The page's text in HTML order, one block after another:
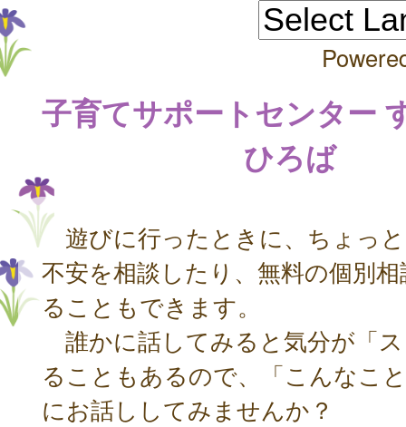
子育てサポートセンター
ひろば
遊びに行ったときに、ちょっ
不安を相談したり、無料の個別
ることもできます。
誰かに話してみると気分が「
ることもあるので、「こんなこ
にお話ししてみませんか？